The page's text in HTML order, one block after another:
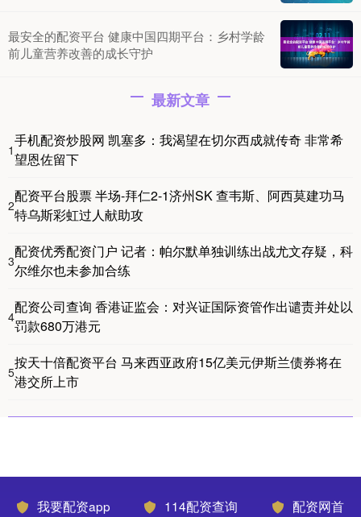
最安全的配资平台 健康中国四期平台：乡村学龄
前儿童营养改善的成长守护
最新文章
1
手机配资炒股网 凯塞多：我渴望在切尔西成就传奇 非常希
望恩佐留下
2
配资平台股票 半场-拜仁2-1济州SK 查韦斯、阿西莫建功马
特乌斯彩虹过人献助攻
3
配资优秀配资门户 记者：帕尔默单独训练出战尤文存疑，科
尔维尔也未参加合练
4
配资公司查询 香港证监会：对兴证国际资管作出谴责并处以
罚款680万港元
5
按天十倍配资平台 马来西亚政府15亿美元伊斯兰债券将在
港交所上市
我要配资app 114配资查询 配资网首